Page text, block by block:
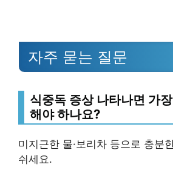
자주 묻는 질문
식중독 증상 나타나면 가
해야 하나요?
미지근한 물·보리차 등으로 충분
쉬세요.